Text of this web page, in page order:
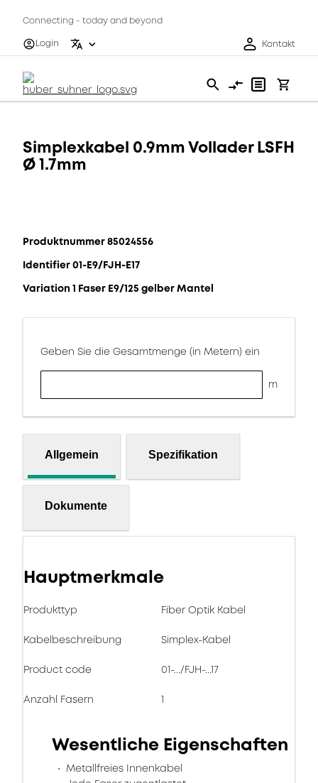
Connecting - today and beyond
Login
Kontakt
Simplexkabel 0.9mm Vollader LSFH
Ø 1.7mm
Produktnummer 85024556
Identifier 01-E9/FJH-E17
Variation 1 Faser E9/125 gelber Mantel
Geben Sie die Gesamtmenge (in Metern) ein
m
Allgemein Spezifikation
Dokumente
Hauptmerkmale
Produkttyp Fiber Optik Kabel
Kabelbeschreibung Simplex-Kabel
Product code 01-.../FJH-...17
Anzahl Fasern 1
Wesentliche Eigenschaften
Metallfreies Innenkabel